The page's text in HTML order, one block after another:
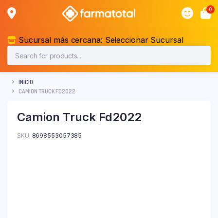
0
Sucursal más cercana: Seleccionar Sucursal
INICIO
CAMION TRUCK FD2022
Camion Truck Fd2022
SKU: 8698553057385